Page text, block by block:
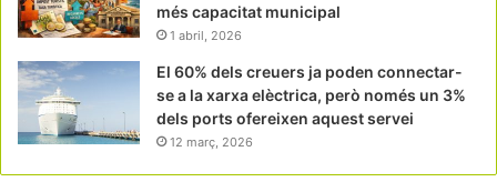
més capacitat municipal
1 abril, 2026
El 60% dels creuers ja poden connectar-
se a la xarxa elèctrica, però només un 3%
dels ports ofereixen aquest servei
12 març, 2026